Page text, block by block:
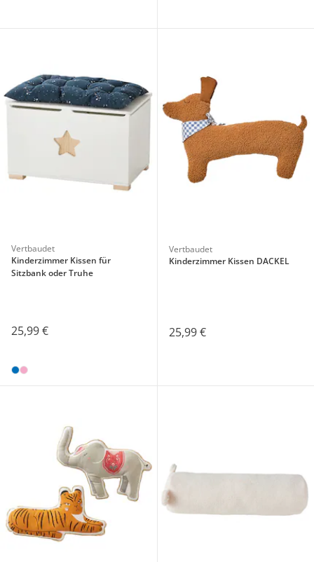
Vertbaudet
Kinderzimmer Kissen für
Sitzbank oder Truhe
25,99 €
Vertbaudet
Kinderzimmer Kissen DACKEL
25,99 €